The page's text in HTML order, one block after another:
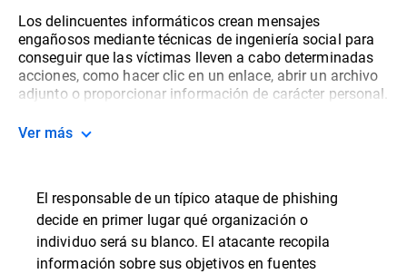
Los delincuentes informáticos crean mensajes
engañosos mediante técnicas de ingeniería social para
conseguir que las víctimas lleven a cabo determinadas
acciones, como hacer clic en un enlace, abrir un archivo
adjunto o proporcionar información de carácter personal.
Ver más
El responsable de un típico ataque de phishing
decide en primer lugar qué organización o
individuo será su blanco. El atacante recopila
información sobre sus objetivos en fuentes